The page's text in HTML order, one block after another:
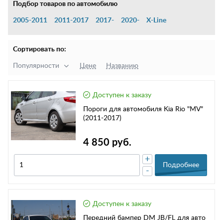
Подбор товаров по автомобилю
2005-2011 2011-2017 2017- 2020- X-Line
Сортировать по:
Популярности Цене Названию
Доступен к заказу
Пороги для автомобиля Kia Rio "MV"
(2011-2017)
4 850 руб.
-
+
Подробнее
Доступен к заказу
Передний бампер DM JB/FL для авто